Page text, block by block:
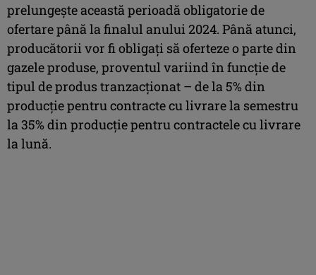
prelungește această perioadă obligatorie de
ofertare până la finalul anului 2024. Până atunci,
producătorii vor fi obligați să oferteze o parte din
gazele produse, proventul variind în funcție de
tipul de produs tranzacționat – de la 5% din
producție pentru contracte cu livrare la semestru
la 35% din producție pentru contractele cu livrare
la lună.